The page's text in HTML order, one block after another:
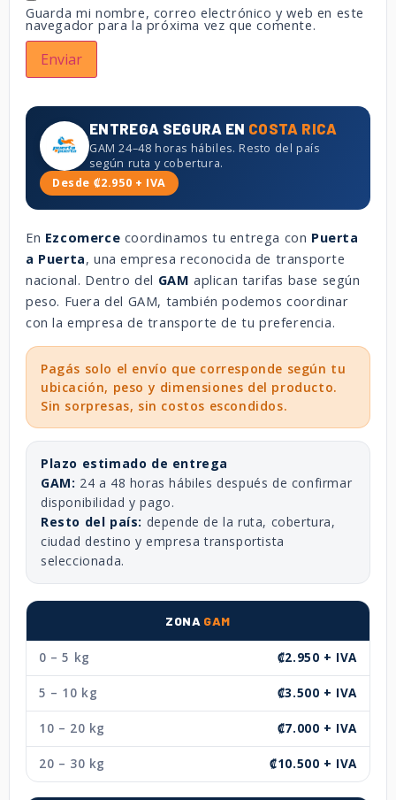
Guarda mi nombre, correo electrónico y web en este
navegador para la próxima vez que comente.
ENTREGA SEGURA EN COSTA RICA
GAM 24–48 horas hábiles. Resto del país
según ruta y cobertura.
Desde ₡2.950 + IVA
En Ezcomerce coordinamos tu entrega con Puerta
a Puerta, una empresa reconocida de transporte
nacional. Dentro del GAM aplican tarifas base según
peso. Fuera del GAM, también podemos coordinar
con la empresa de transporte de tu preferencia.
Pagás solo el envío que corresponde según tu
ubicación, peso y dimensiones del producto.
Sin sorpresas, sin costos escondidos.
Plazo estimado de entrega
GAM: 24 a 48 horas hábiles después de confirmar
disponibilidad y pago.
Resto del país: depende de la ruta, cobertura,
ciudad destino y empresa transportista
seleccionada.
ZONA GAM
0 – 5 kg ₡2.950 + IVA
5 – 10 kg ₡3.500 + IVA
10 – 20 kg ₡7.000 + IVA
20 – 30 kg ₡10.500 + IVA